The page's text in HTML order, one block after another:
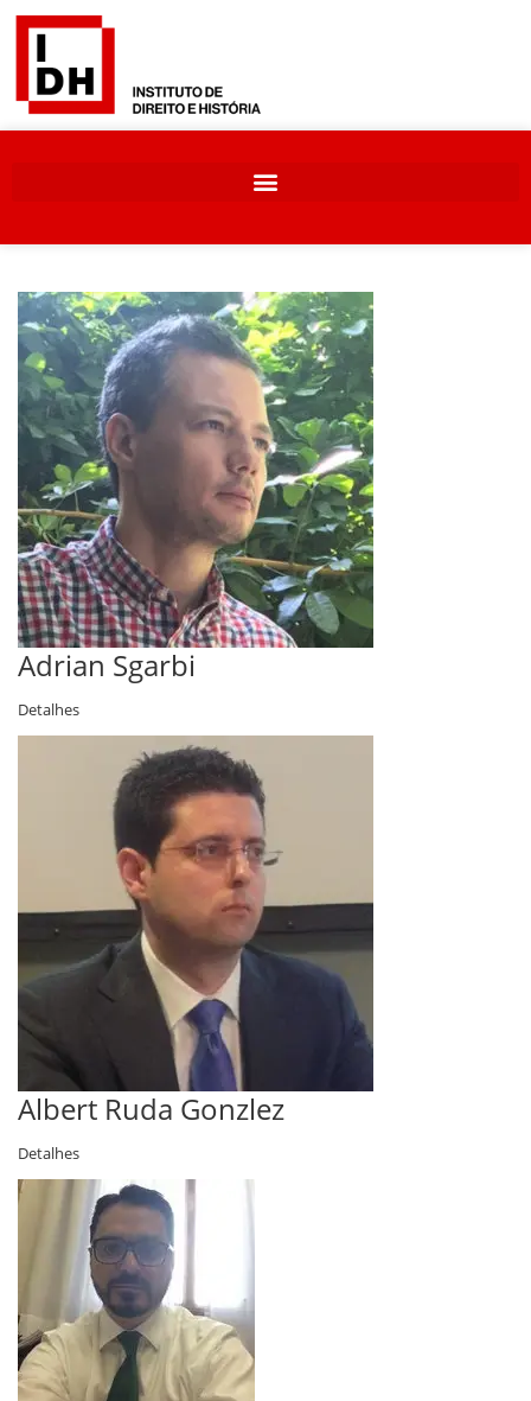
Adrian Sgarbi
Detalhes
Albert Ruda Gonzlez
Detalhes